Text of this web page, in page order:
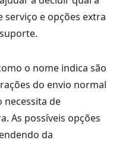
e opções extra
o nome indica são
do envio normal
necessita de
As possíveis opções
da